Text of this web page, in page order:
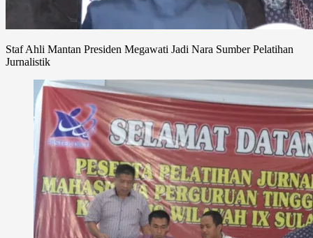
Staf Ahli Mantan Presiden Megawati Jadi Nara Sumber Pelatihan
Jurnalistik